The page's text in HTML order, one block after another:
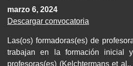
marzo 6, 2024
Descargar convocatoria
Las(os) formadoras(es) de
trabajan en la formación inicial
profesoras(es) (Kelchtermans et